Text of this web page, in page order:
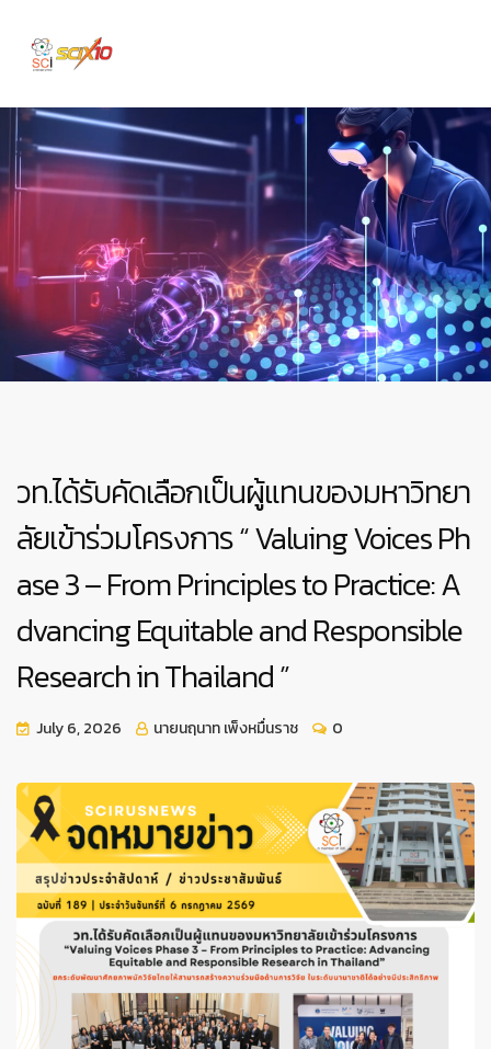
วท.ได้รับคัดเลือกเป็นผู้แทนของมหาวิทยา
ลัยเข้าร่วมโครงการ “ Valuing Voices Ph
ase 3 – From Principles to Practice: A
dvancing Equitable and Responsible
Research in Thailand ”
July 6, 2026 นายนฤนาท เพ็งหมื่นราช 0